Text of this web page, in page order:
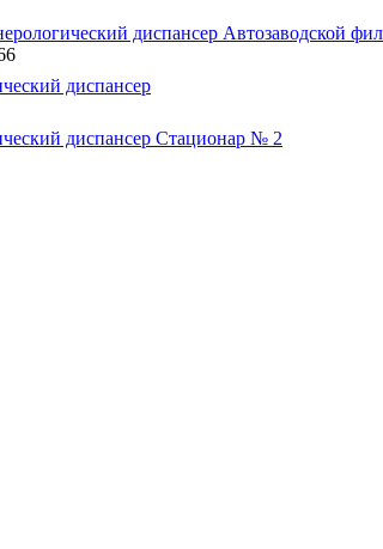
диспансер Автозаводской
диспансер
диспансер Стационар № 2